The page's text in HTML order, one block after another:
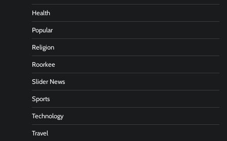
Health
Popular
Religion
Roorkee
Slider News
Sports
Technology
Travel